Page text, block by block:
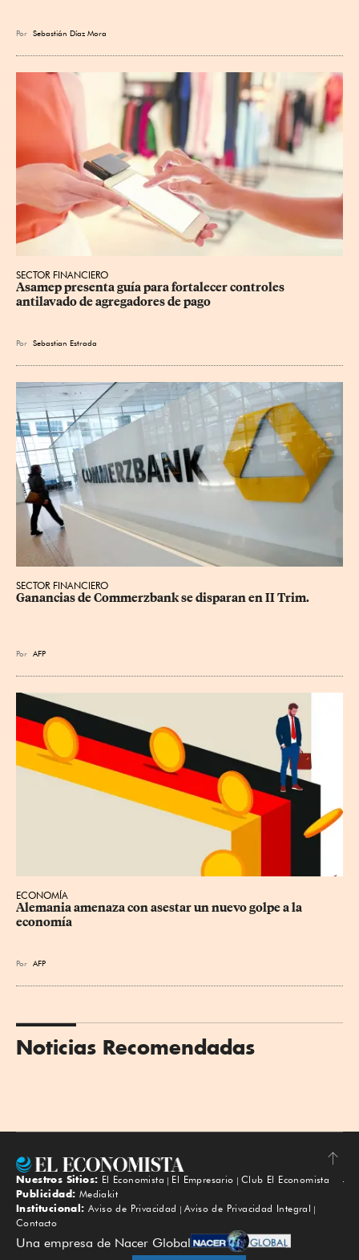
Por Sebastián Díaz Mora
SECTOR FINANCIERO
Asamep presenta guía para fortalecer controles
antilavado de agregadores de pago
Por Sebastian Estrada
SECTOR FINANCIERO
Ganancias de Commerzbank se disparan en II Trim.
Por AFP
ECONOMÍA
Alemania amenaza con asestar un nuevo golpe a la
economía
Por AFP
Noticias Recomendadas
Subir
Nuestros Sitios: El Economista El Empresario
Club El Economista
Publicidad: Mediakit
Institucional: Aviso de Privacidad
Aviso de Privacidad Integral
Contacto
Una empresa de Nacer Global